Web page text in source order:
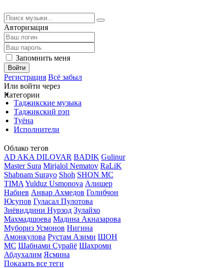
Авторизация
Запомнить меня
Войти
Регистрация Всё забыл
Или войти через
Категории
Таджикские музыка
Таджикский рэп
Туёна
Исполнители
Облако тегов
AD AKA DILOVAR BADIK Gulinur
Master Sura Mirjalol Nematov RaLiK
Shabnam Surayo Shoh SHON MC
TIMA Yulduz Usmonova Алишер
Набиев Анвар Ахмедов Голибчон
Юсупов Гуласал Пулотова
Зиёвиддини Нурзод Зулайхо
Махмадшоева Мадина Акназарова
Мубориз Усмонов Нигина
Амонкулова Рустам Азими ШОН
МС Шабнами Сурайё Шахроми
Абдухалим Ясмина
Показать все теги